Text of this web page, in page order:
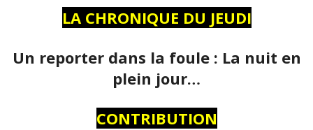
LA CHRONIQUE DU JEUDI
Un reporter dans la foule : La nuit en
plein jour…
CONTRIBUTION